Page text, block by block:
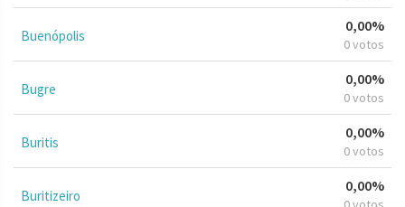
Buenópolis
0,00%
0 votos
Bugre
0,00%
0 votos
Buritis
0,00%
0 votos
Buritizeiro
0,00%